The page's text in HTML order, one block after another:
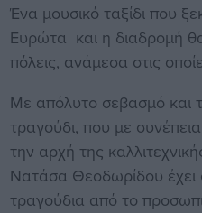
Ένα μουσικό ταξίδι που
Ευρώτα και η διαδρομή
πόλεις, ανάμεσα στις
Με απόλυτο σεβασμό και
τραγούδι, που με
την αρχή της
Νατάσα Θεοδωρίδου έχει
τραγούδια από το